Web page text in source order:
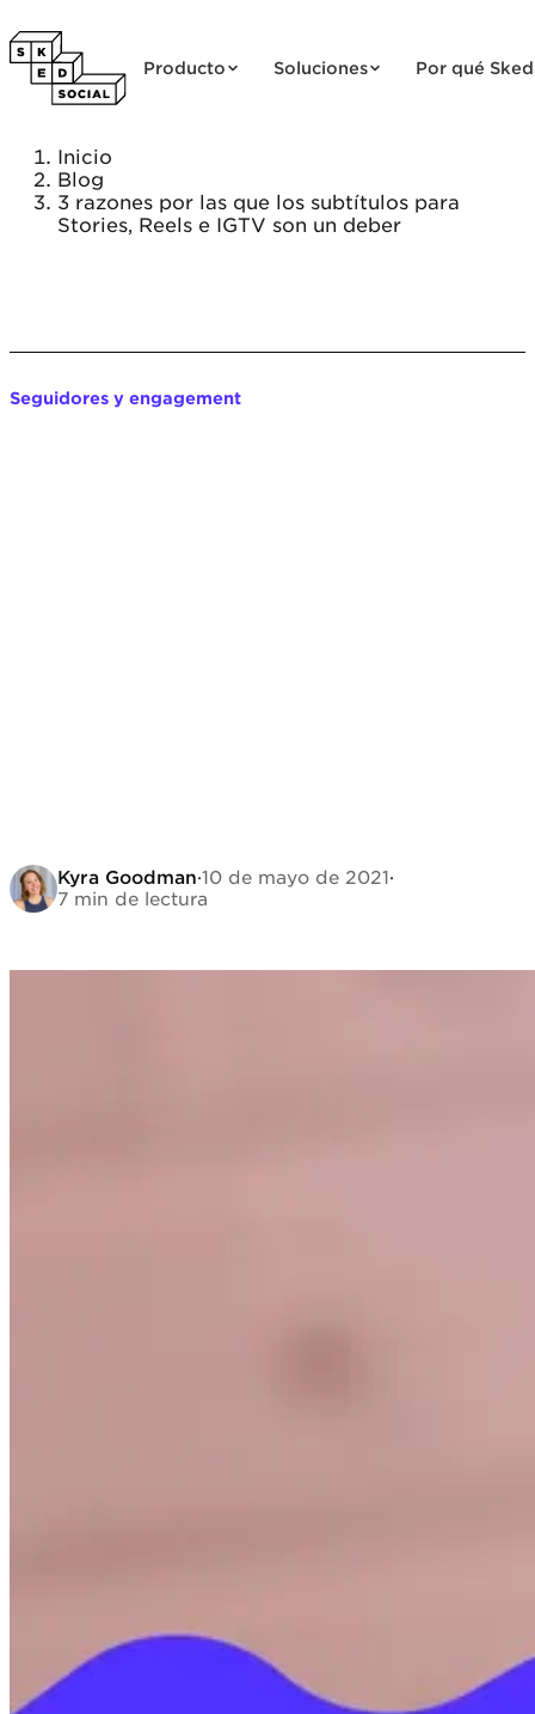
Producto Soluciones Por qué Sked
Inicio
Blog
3 razones por las que los subtítulos para
Stories, Reels e IGTV son un deber
Seguidores y engagement
Kyra Goodman·10 de mayo de 2021·
7 min de lectura